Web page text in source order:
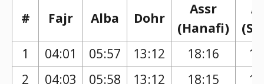
# Fajr Alba Dohr
Assr
(Hanafi)
1
04:01 05:57 13:12 18:16
2
04:03 05:58 13:12 18:15